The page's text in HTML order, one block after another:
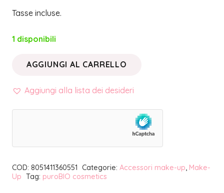
Tasse incluse.
1 disponibili
PER
COSMETICS
quantità
AGGIUNGI AL CARRELLO
Aggiungi alla lista dei desideri
COD: 8051411360551 Categorie: Accessori make-up, Make-
Up Tag: puroBIO cosmetics